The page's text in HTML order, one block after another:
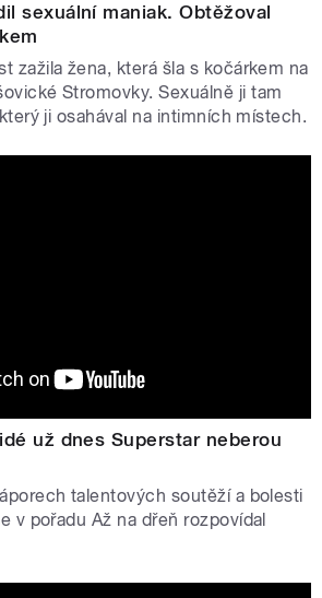
sexuální maniak. Obtěžoval
zažila žena, která šla s kočárkem na
Stromovky. Sexuálně ji tam
ji osahával na intimních místech.
už dnes Superstar neberou
talentových soutěží a bolesti
v pořadu Až na dřeň rozpovídal